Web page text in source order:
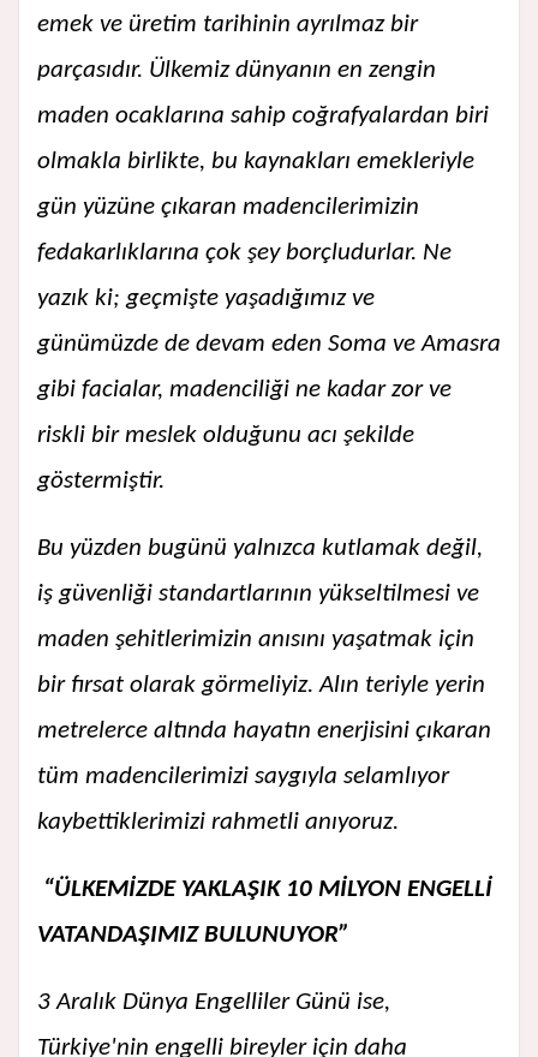
emek ve üretim tarihinin ayrılmaz bir
parçasıdır. Ülkemiz dünyanın en zengin
maden ocaklarına sahip coğrafyalardan biri
olmakla birlikte, bu kaynakları emekleriyle
gün yüzüne çıkaran madencilerimizin
fedakarlıklarına çok şey borçludurlar. Ne
yazık ki; geçmişte yaşadığımız ve
günümüzde de devam eden Soma ve Amasra
gibi facialar, madenciliği ne kadar zor ve
riskli bir meslek olduğunu acı şekilde
göstermiştir.
Bu yüzden bugünü yalnızca kutlamak değil,
iş güvenliği standartlarının yükseltilmesi ve
maden şehitlerimizin anısını yaşatmak için
bir fırsat olarak görmeliyiz. Alın teriyle yerin
metrelerce altında hayatın enerjisini çıkaran
tüm madencilerimizi saygıyla selamlıyor
kaybettiklerimizi rahmetli anıyoruz.
“ÜLKEMİZDE YAKLAŞIK 10 MİLYON ENGELLİ
VATANDAŞIMIZ BULUNUYOR”
3 Aralık Dünya Engelliler Günü ise,
Türkiye'nin engelli bireyler için daha